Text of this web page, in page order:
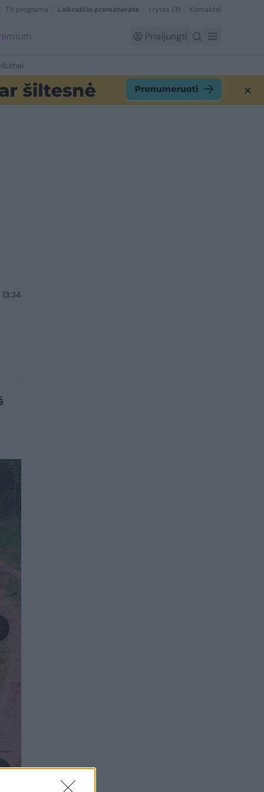
TV programa Laikraščio prenumerata Lrytas EN Kontaktai
Prisijungti